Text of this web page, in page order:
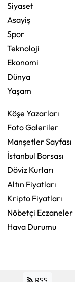
Siyaset
Asayiş
Spor
Teknoloji
Ekonomi
Dünya
Yaşam
Köşe Yazarları
Foto Galeriler
Manşetler Sayfası
İstanbul Borsası
Döviz Kurları
Altın Fiyatları
Kripto Fiyatları
Nöbetçi Eczaneler
Hava Durumu